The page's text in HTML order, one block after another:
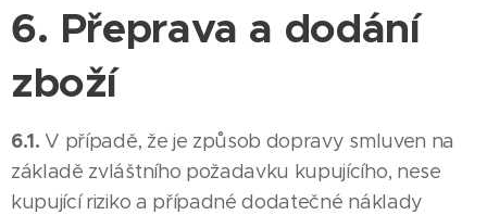
6. Přeprava a dodání
zboží
6.1.V případě, že je způsob dopravy smluven na
základě zvláštního požadavku kupujícího, nese
kupující riziko a případné dodatečné náklady